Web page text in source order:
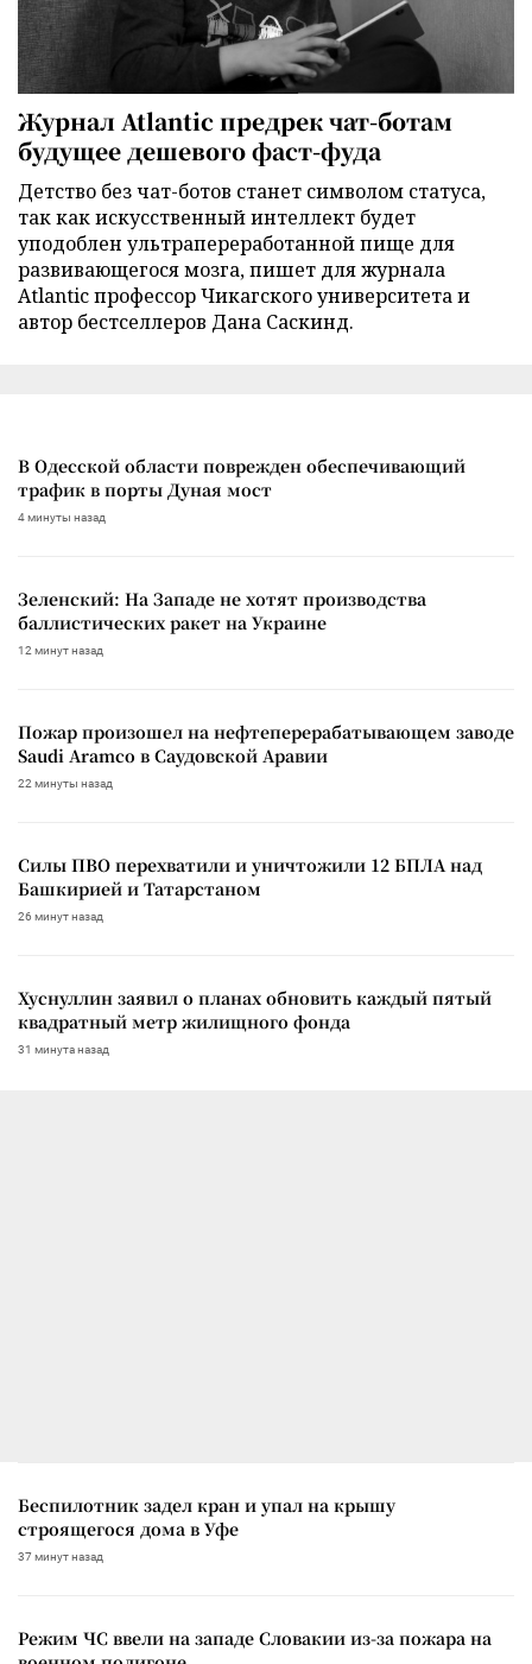
Журнал Atlantic предрек чат-ботам
будущее дешевого фаст-фуда
Детство без чат-ботов станет символом статуса,
так как искусственный интеллект будет
уподоблен ультрапереработанной пище для
развивающегося мозга, пишет для журнала
Atlantic профессор Чикагского университета и
автор бестселлеров Дана Саскинд.
В Одесской области поврежден обеспечивающий
трафик в порты Дуная мост
4 минуты назад
Зеленский: На Западе не хотят производства
баллистических ракет на Украине
12 минут назад
Пожар произошел на нефтеперерабатывающем заводе
Saudi Aramco в Саудовской Аравии
22 минуты назад
Силы ПВО перехватили и уничтожили 12 БПЛА над
Башкирией и Татарстаном
26 минут назад
Хуснуллин заявил о планах обновить каждый пятый
квадратный метр жилищного фонда
31 минута назад
Беспилотник задел кран и упал на крышу
строящегося дома в Уфе
37 минут назад
Режим ЧС ввели на западе Словакии из-за пожара на